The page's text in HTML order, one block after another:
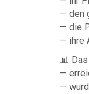
— den
— die
— ihre
📊
—
—